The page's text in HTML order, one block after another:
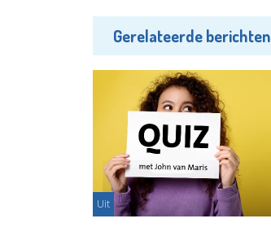
Gerelateerde berichten
Uit